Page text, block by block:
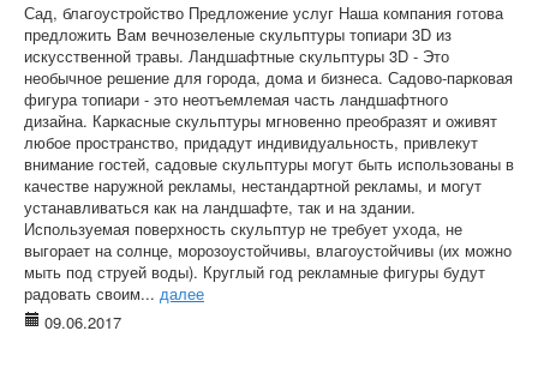
Сад, благоустройство Предложение услуг Наша компания готова
предложить Вам вечнозеленые скульптуры топиари 3D из
искусственной травы. Ландшафтные скульптуры 3D - Это
необычное решение для города, дома и бизнеса. Садово-парковая
фигура топиари - это неотъемлемая часть ландшафтного
дизайна. Каркасные скульптуры мгновенно преобразят и оживят
любое пространство, придадут индивидуальность, привлекут
внимание гостей, садовые скульптуры могут быть использованы в
качестве наружной рекламы, нестандартной рекламы, и могут
устанавливаться как на ландшафте, так и на здании.
Используемая поверхность скульптур не требует ухода, не
выгорает на солнце, морозоустойчивы, влагоустойчивы (их можно
мыть под струей воды). Круглый год рекламные фигуры будут
радовать своим... далее
09.06.2017